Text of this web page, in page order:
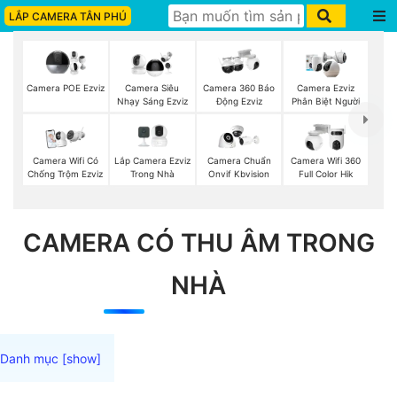
LẮP CAMERA TÂN PHÚ
Camera POE Ezviz
Camera Siêu
Nhạy Sáng Ezviz
Camera 360 Báo
Động Ezviz
Camera Ezviz
Phân Biệt Người
Camera Wifi Có
Chống Trộm Ezviz
Lắp Camera Ezviz
Trong Nhà
Camera Chuẩn
Onvif Kbvision
Camera Wifi 360
Full Color Hik
CAMERA CÓ THU ÂM TRONG
NHÀ